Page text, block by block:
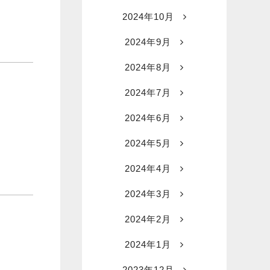
2024年10月
2024年9月
2024年8月
2024年7月
2024年6月
2024年5月
2024年4月
2024年3月
2024年2月
2024年1月